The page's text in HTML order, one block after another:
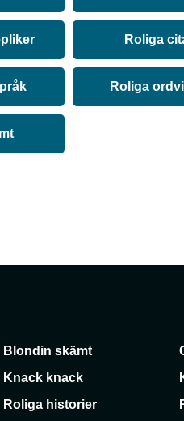
Roliga
Roliga
Blondin skämt
Knack knack
Roliga historier